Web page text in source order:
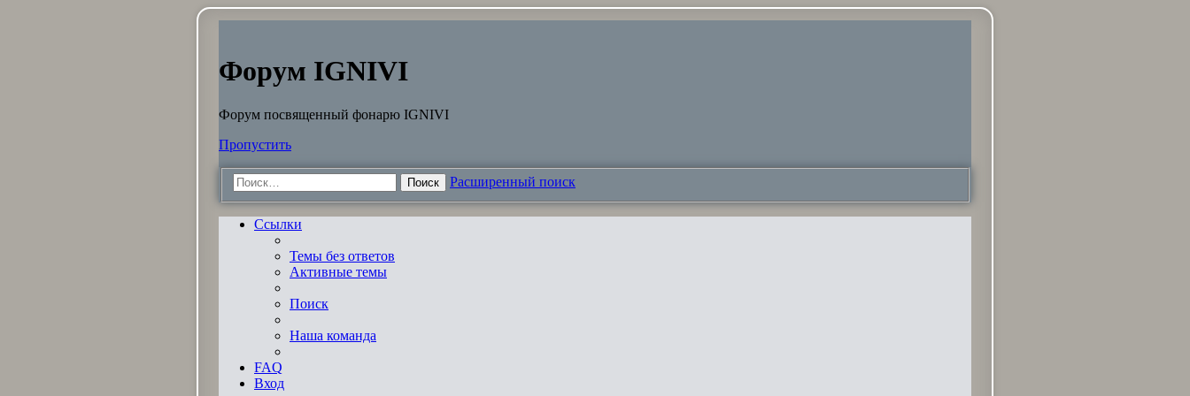
Форум IGNIVI
Форум посвященный фонарю IGNIVI
Пропустить
Поиск Расширенный поиск
Ссылки
Темы без ответов
Активные темы
Поиск
Наша команда
FAQ
Вход